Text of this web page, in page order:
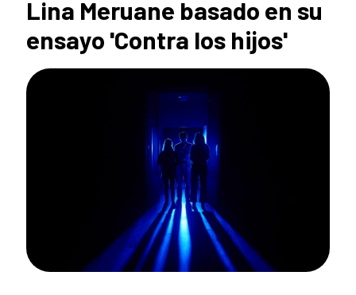
Lina Meruane basado en su
ensayo 'Contra los hijos'